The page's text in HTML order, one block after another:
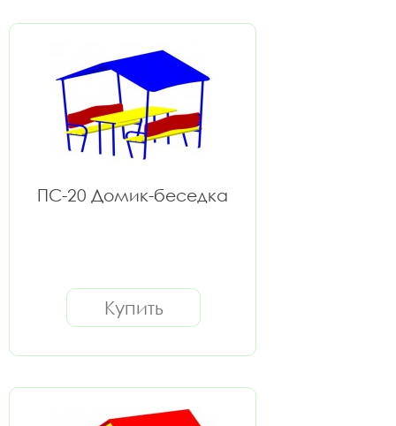
ПС-20 Домик-беседка
Купить